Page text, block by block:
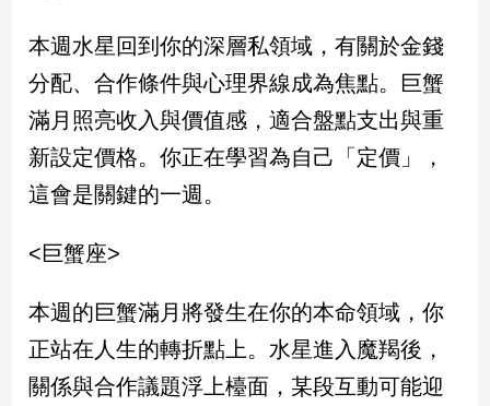
南
台
灣
觀
點
南
灣
觀
點
本週水星回到你的深層私領域，有關於金錢
分配、合作條件與心理界線成為焦點。巨蟹
滿月照亮收入與價值感，適合盤點支出與重
新設定價格。你正在學習為自己「定價」，
這會是關鍵的一週。
<巨蟹座>
本週的巨蟹滿月將發生在你的本命領域，你
正站在人生的轉折點上。水星進入魔羯後，
關係與合作議題浮上檯面，某段互動可能迎